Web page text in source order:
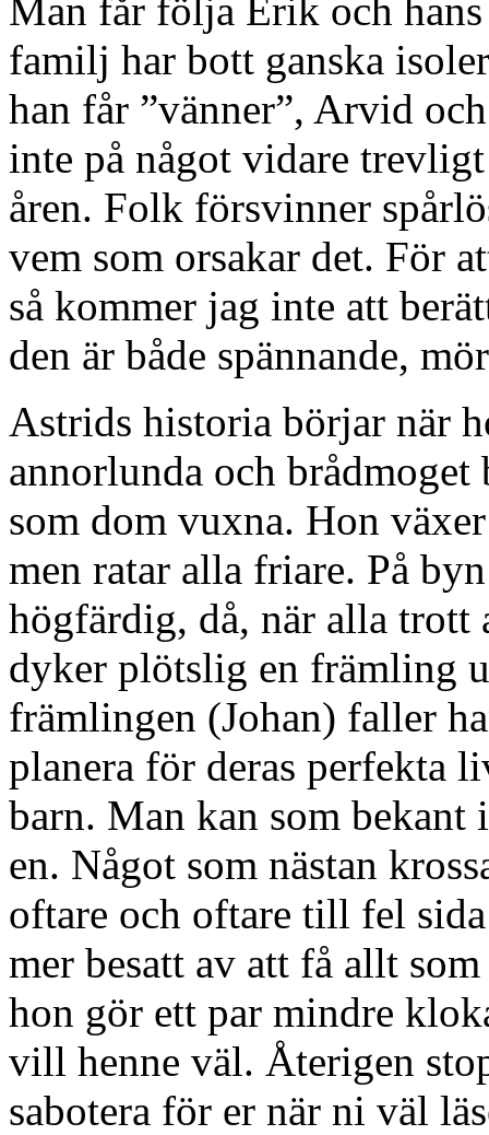
Man får följa Erik och
familj har bott ganska
han får ”vänner”, Arvid
inte på något vidare
åren. Folk försvinner
vem som orsakar det. För
så kommer jag inte att
den är både spännande,
Astrids historia börjar när
annorlunda och
som dom vuxna. Hon
men ratar alla friare. På
högfärdig, då, när alla trott
dyker plötslig en främling
främlingen (Johan) faller
planera för deras perfekta
barn. Man kan som
en. Något som nästan
oftare och oftare till fel
mer besatt av att få allt
hon gör ett par mindre
vill henne väl. Återigen
sabotera för er när ni väl